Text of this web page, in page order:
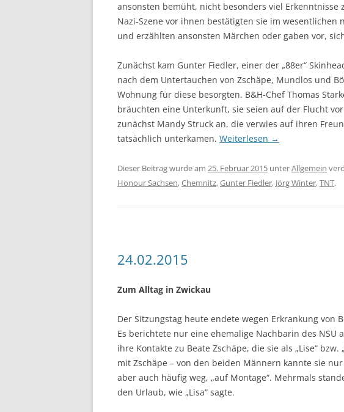
ansonsten bemüht, nicht besonders viel Erkenntnisse
Nazi-Szene vor ihnen bestätigten sie im wesentlichen
und erzählten ansonsten Märchen oder gaben vor,
Zunächst kam Gunter Fiedler, einer der „88er“
nach dem Untertauchen von Zschäpe, Mundlos und
Wohnung für diese besorgten. B&H-Chef Thomas
bräuchten eine Unterkunft, sie seien auf der Flucht
zunächst Mandy Struck an, die verwies auf ihren
tatsächlich unterkamen. Weiterlesen →
Dieser Beitrag wurde am 25. Februar 2015 unterAllgemein
Honour Sachsen,Chemnitz,Gunter Fiedler, Jörg Winter,TNT.
24.02.2015
Zum Alltag in Zwickau
Der Sitzungstag heute endete wegen Erkrankung von
Es berichtete nur eine ehemalige Nachbarin des NSU
ihre Kontakte zu Beate Zschäpe, die sie als „Lise“
mit Zschäpe – von den beiden Männern kannte sie
aber auch häufig weg, „auf Montage“. Mehrmals
den Urlaub, wie „Lisa“ sagte.